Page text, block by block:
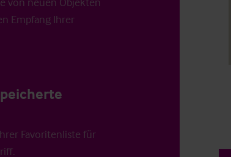
Empfang Ihrer
Favoritenliste für